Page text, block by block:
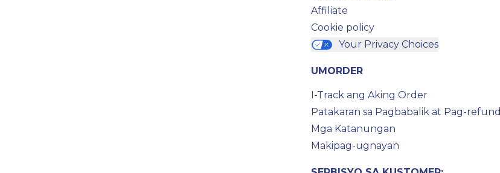
Affiliate
Cookie policy
Your Privacy Choices
UMORDER
I-Track ang Aking Order
Patakaran sa Pagbabalik at Pag-refund
Mga Katanungan
Makipag-ugnayan